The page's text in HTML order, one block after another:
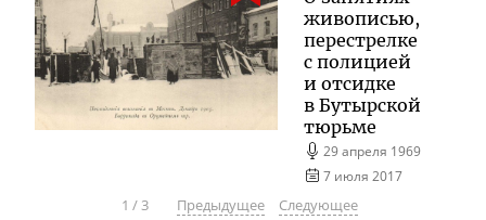
живописью,
перестрелке
с полицией
и отсидке
в Бутырской
тюрьме
29 апреля 1969
7 июля 2017
1 /3 Предыдущее
Следующее